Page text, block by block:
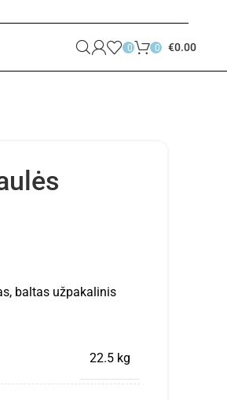
0 0 €0.00
baltas užpakalinis
22.5 kg